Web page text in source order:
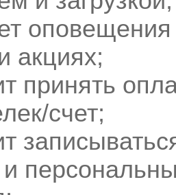
оповещения
акциях;
принять
счет;